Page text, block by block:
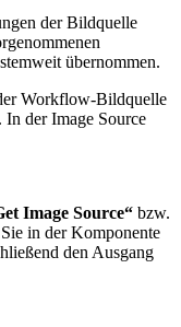
der Bildquelle
übernommen.
Workflow-Bildquelle
In der Image Source
Image Source“ bzw.
in der Komponente
den Ausgang